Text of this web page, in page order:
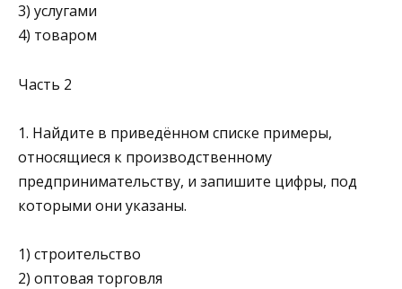
3) услугами
4) товаром
Часть 2
1. Найдите в приведённом списке примеры,
относящиеся к производственному
предпринимательству, и запишите цифры, под
которыми они указаны.
1) строительство
2) оптовая торговля